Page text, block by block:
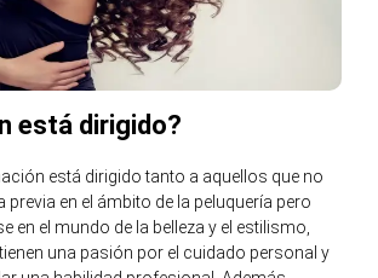
está dirigido?
está dirigido tanto a aquellos que no
previa en el ámbito de la peluquería pero
en el mundo de la belleza y el estilismo,
una pasión por el cuidado personal y